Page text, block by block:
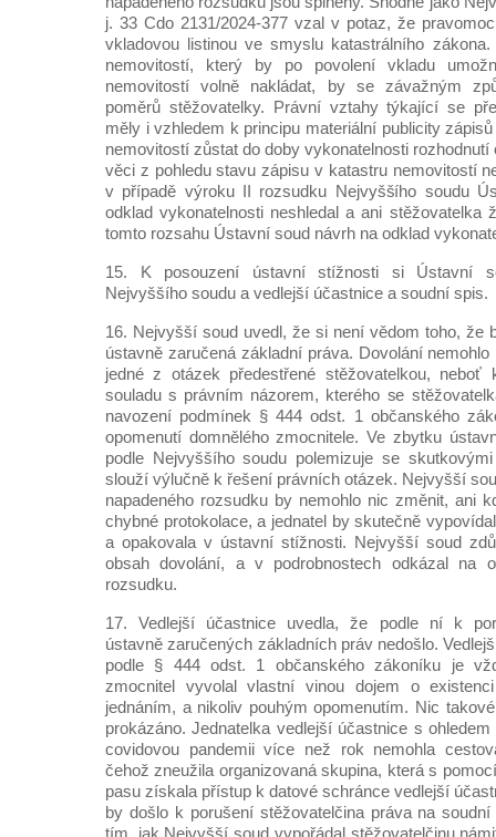
j. 33 Cdo 2131/2024-377 vzal v potaz, že
vkladovou listinou ve smyslu katastrálního
nemovitostí, který by po povolení vkladu
nemovitostí volně nakládat, by se závažným
poměrů stěžovatelky. Právní vztahy týkající se
měly i vzhledem k principu materiální publicity
nemovitostí zůstat do doby vykonatelnosti
věci z pohledu stavu zápisu v katastru nemovitostí
v případě výroku II rozsudku Nejvyššího soudu
odklad vykonatelnosti neshledal a ani stěžovatelka
tomto rozsahu Ústavní soud návrh na odklad
15. K posouzení ústavní stížnosti si Ústavní
Nejvyššího soudu a vedlejší účastnice a soudní spis.
16. Nejvyšší soud uvedl, že si není vědom toho, že
ústavně zaručená základní práva. Dovolání
jedné z otázek předestřené stěžovatelkou,
souladu s právním názorem, kterého se
navození podmínek § 444 odst. 1 občanského
opomenutí domnělého zmocnitele. Ve zbytku
podle Nejvyššího soudu polemizuje se
slouží výlučně k řešení právních otázek. Nejvyšší
napadeného rozsudku by nemohlo nic změnit, ani
chybné protokolace, a jednatel by skutečně
a opakovala v ústavní stížnosti. Nejvyšší soud
obsah dovolání, a v podrobnostech odkázal na
rozsudku.
17. Vedlejší účastnice uvedla, že podle ní k
ústavně zaručených základních práv nedošlo.
podle § 444 odst. 1 občanského zákoníku je
zmocnitel vyvolal vlastní vinou dojem o
jednáním, a nikoliv pouhým opomenutím. Nic
prokázáno. Jednatelka vedlejší účastnice s
covidovou pandemii více než rok nemohla
čehož zneužila organizovaná skupina, která s
pasu získala přístup k datové schránce vedlejší
by došlo k porušení stěžovatelčina práva na
tím, jak Nejvyšší soud vypořádal stěžovatelčinu